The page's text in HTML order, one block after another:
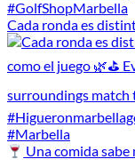
Cada ronda es
Una comida